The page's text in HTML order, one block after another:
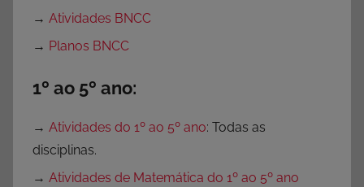
b
s
P
a
→ Atividades BNCC
→ Planos BNCC
1º ao 5º ano:
→ Atividades do 1º ao 5º ano: Todas as
disciplinas.
→ Atividades de Matemática do 1º ao 5º ano